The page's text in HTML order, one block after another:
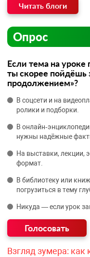
Читать блоги
Опрос
Если тема на уроке
ты скорее пойдёшь
продолжением»?
В соцсети и на
ролики и подборки.
В
нужны надёжные
На выставки,
формат.
В библиотеку или
погрузиться в тему
Никуда — если урок
Взгляд зумера: как